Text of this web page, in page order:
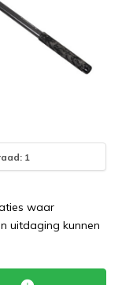
1
waar
uitdaging kunnen